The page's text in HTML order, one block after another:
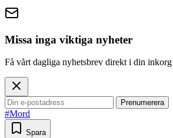
Missa inga viktiga nyheter
Få vårt dagliga nyhetsbrev direkt i din inkorg
Prenumerera
#Mord
Spara